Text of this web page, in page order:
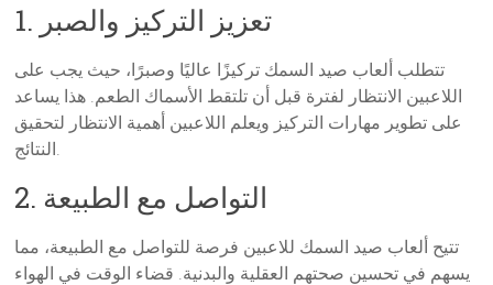
1. تعزيز التركيز والصبر
تتطلب ألعاب صيد السمك تركيزًا عاليًا وصبرًا، حيث يجب على
اللاعبين الانتظار لفترة قبل أن تلتقط الأسماك الطعم. هذا يساعد
على تطوير مهارات التركيز ويعلم اللاعبين أهمية الانتظار لتحقيق
النتائج.
2. التواصل مع الطبيعة
تتيح ألعاب صيد السمك للاعبين فرصة للتواصل مع الطبيعة، مما
يسهم في تحسين صحتهم العقلية والبدنية. قضاء الوقت في الهواء